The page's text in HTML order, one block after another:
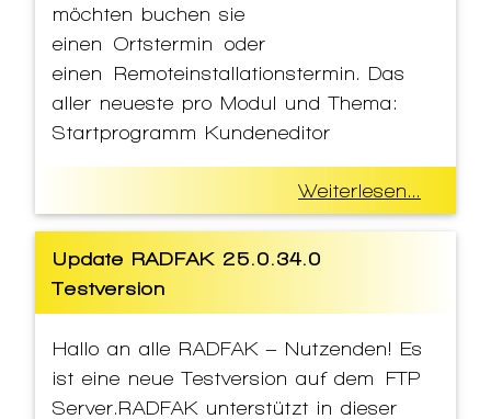
möchten buchen sie
einen Ortstermin oder
einen Remoteinstallationstermin. Das
aller neueste pro Modul und Thema:
Startprogramm Kundeneditor
Weiterlesen...
Update RADFAK 25.0.34.0
Testversion
Hallo an alle RADFAK – Nutzenden! Es
ist eine neue Testversion auf dem FTP
Server.RADFAK unterstützt in dieser